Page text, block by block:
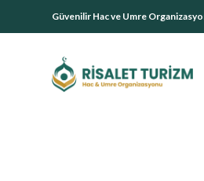
Güvenilir Hac ve Umre